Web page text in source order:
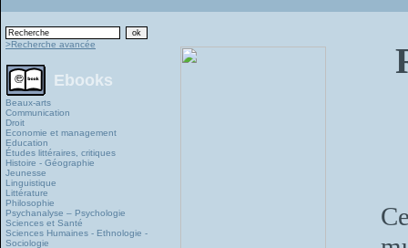
>Recherche avancée
Ebooks
Beaux-arts
Communication
Droit
Economie et management
Education
Études littéraires, critiques
Histoire - Géographie
Jeunesse
Linguistique
Littérature
Philosophie
Psychanalyse – Psychologie
Sciences et Santé
Sciences Humaines - Ethnologie -
Sociologie